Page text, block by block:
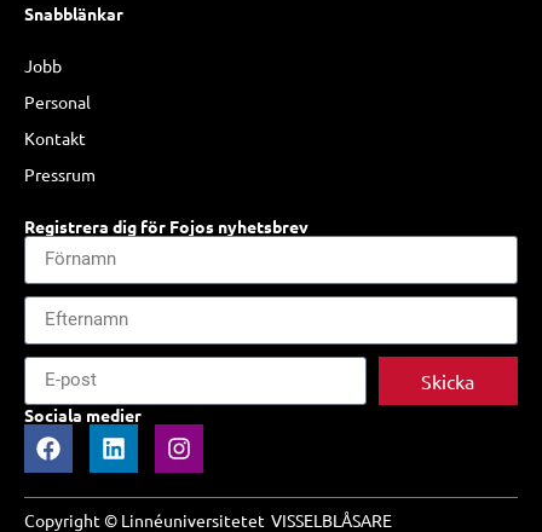
Snabblänkar
Jobb
Personal
Kontakt
Pressrum
Registrera dig för Fojos nyhetsbrev
Skicka
Sociala medier
Copyright © Linnéuniversitetet VISSELBLÅSARE